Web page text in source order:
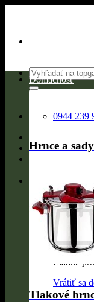
Hľadať:
0944 239
Žiadne
Vrátiť sa
Domácnosť
Hrnce a
Tlakové